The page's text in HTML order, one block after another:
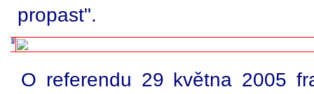
propast".
O referendu 29 května 2005